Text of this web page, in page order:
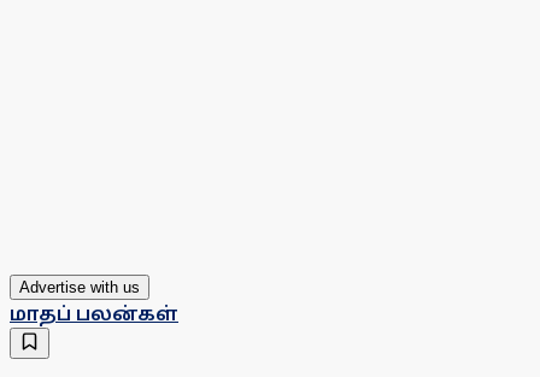
Advertise with us
மாதப் பலன்கள்